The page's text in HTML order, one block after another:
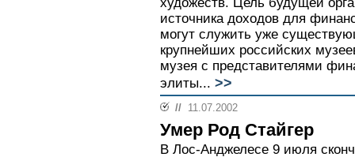
художеств. Цель будущей
источника доходов для
могут служить уже
крупнейших российских
музея с представителями
элиты... >>
// 11.07.2002
Умер Род Стайгер
В Лос-Анджелесе 9 июля